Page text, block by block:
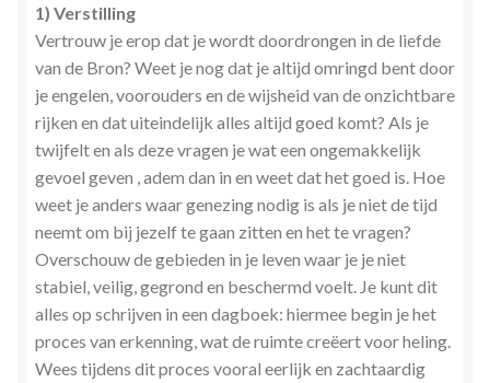
1) Verstilling
Vertrouw je erop dat je wordt doordrongen in de liefde
van de Bron? Weet je nog dat je altijd omringd bent door
je engelen, voorouders en de wijsheid van de onzichtbare
rijken en dat uiteindelijk alles altijd goed komt? Als je
twijfelt en als deze vragen je wat een ongemakkelijk
gevoel geven , adem dan in en weet dat het goed is. Hoe
weet je anders waar genezing nodig is als je niet de tijd
neemt om bij jezelf te gaan zitten en het te vragen?
Overschouw de gebieden in je leven waar je je niet
stabiel, veilig, gegrond en beschermd voelt. Je kunt dit
alles op schrijven in een dagboek: hiermee begin je het
proces van erkenning, wat de ruimte creëert voor heling.
Wees tijdens dit proces vooral eerlijk en zachtaardig